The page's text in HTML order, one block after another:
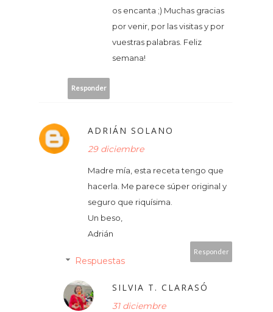
os encanta ;) Muchas gracias
por venir, por las visitas y por
vuestras palabras. Feliz
semana!
Responder
ADRIÁN SOLANO
29 diciembre
Madre mía, esta receta tengo que
hacerla. Me parece súper original y
seguro que riquísima.
Un beso,
Adrián
Responder
Respuestas
SILVIA T. CLARASÓ
31 diciembre